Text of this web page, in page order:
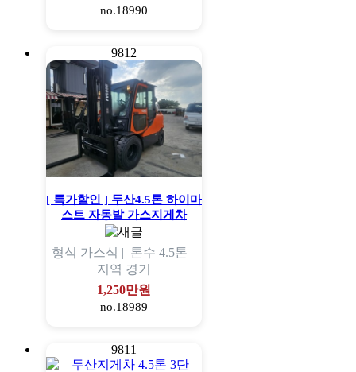
no.18990
9812
[ 특가할인 ] 두산4.5톤 하이마
스트 자동발 가스지게차
형식 가스식 | 톤수 4.5톤 |
지역 경기
1,250만원
no.18989
9811